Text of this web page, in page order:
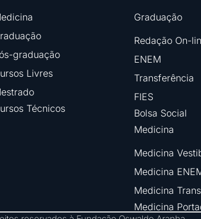
graduação
Livres
Técnicos
Graduação
Redação On-
ENEM
Transferência
FIES
Bolsa Social
Medicina
Medicina
Medicina
Medicina
Medicina